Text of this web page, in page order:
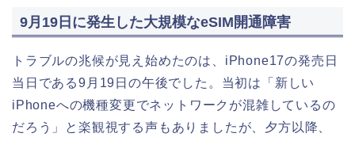
9月19日に発生した大規模なeSIM開通障害
トラブルの兆候が見え始めたのは、iPhone17の発売日
当日である9月19日の午後でした。当初は「新しい
iPhoneへの機種変更でネットワークが混雑しているの
だろう」と楽観視する声もありましたが、夕方以降、